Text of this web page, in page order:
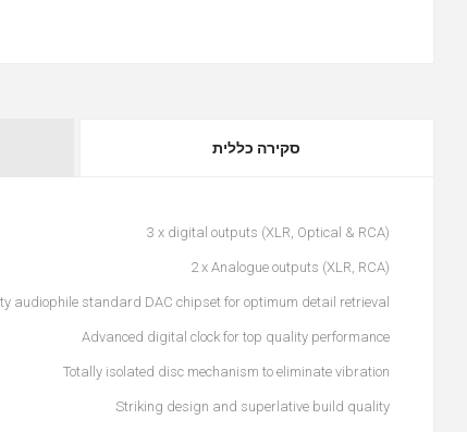
סקירה כללית
3 x digital outputs (XLR, Optical & RCA)
2 x Analogue outputs (XLR, RCA)
audiophile standard DAC chipset for optimum detail retrieval
Advanced digital clock for top quality performance
Totally isolated disc mechanism to eliminate vibration
Striking design and superlative build quality